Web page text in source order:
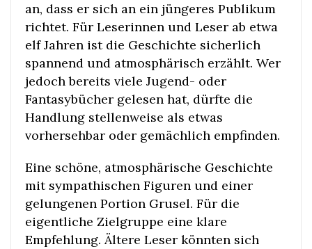
an, dass er sich an ein jüngeres Publikum
richtet. Für Leserinnen und Leser ab etwa
elf Jahren ist die Geschichte sicherlich
spannend und atmosphärisch erzählt. Wer
jedoch bereits viele Jugend- oder
Fantasybücher gelesen hat, dürfte die
Handlung stellenweise als etwas
vorhersehbar oder gemächlich empfinden.
Eine schöne, atmosphärische Geschichte
mit sympathischen Figuren und einer
gelungenen Portion Grusel. Für die
eigentliche Zielgruppe eine klare
Empfehlung. Ältere Leser könnten sich